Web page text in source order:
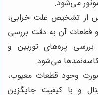
می‌شود.
از تشخیص علت خرابی،
و قطعات آن به دقت بررسی
پره‌های توربین و
می‌شود.
وجود قطعات معیوب،
و با کیفیت جایگزین